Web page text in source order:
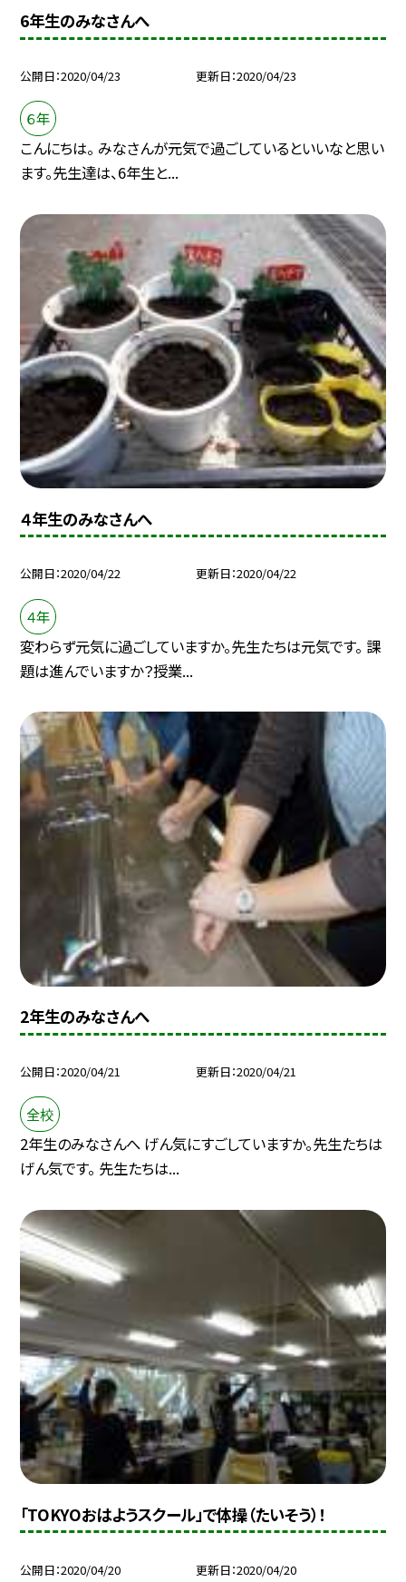
6年生のみなさんへ
公開日 2020/04/23 更新日 2020/04/23
６年
こんにちは。 みなさんが元気で過ごしているといいなと思い
ます。先生達は、6年生と...
４年生のみなさんへ
公開日 2020/04/22 更新日 2020/04/22
４年
変わらず元気に過ごしていますか。先生たちは元気です。 課
題は進んでいますか？授業...
2年生のみなさんへ
公開日 2020/04/21 更新日 2020/04/21
全校
2年生のみなさんへ げん気にすごしていますか。先生たちは
げん気です。 先生たちは...
「TOKYOおはようスクール」で体操（たいそう）！
公開日 2020/04/20 更新日 2020/04/20